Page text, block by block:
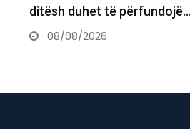
të Kuvendit pa zgjidhje për…
08/08/2026